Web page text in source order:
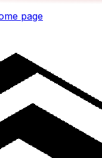
page